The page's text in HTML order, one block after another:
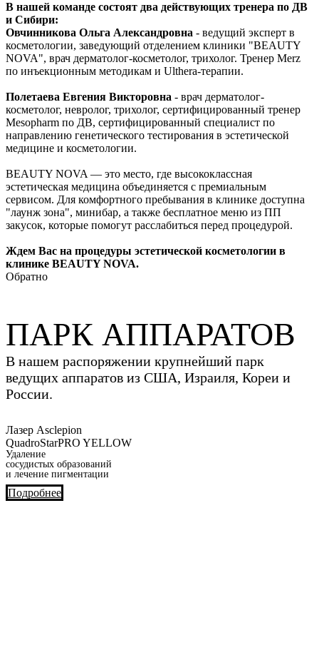
В нашей команде состоят два действующих тренера по ДВ
и Сибири:
Овчинникова Ольга Александровна - ведущий эксперт в
косметологии, заведующий отделением клиники "BEAUTY
NOVA", врач дерматолог-косметолог, трихолог. Тренер Merz
по инъекционным методикам и Ulthera-терапии.
Полетаева Евгения Викторовна - врач дерматолог-
косметолог, невролог, трихолог, сертифицированный тренер
Mesopharm по ДВ, сертифицированный специалист по
направлению генетического тестирования в эстетической
медицине и косметологии.
BEAUTY NOVA — это место, где высококлассная
эстетическая медицина объединяется с премиальным
сервисом. Для комфортного пребывания в клинике доступна
"лаунж зона", минибар, а также бесплатное меню из ПП
закусок, которые помогут расслабиться перед процедурой.
Ждем Вас на процедуры эстетической косметологии в
клинике BEAUTY NOVA.
Обратно
ПАРК АППАРАТОВ
В нашем распоряжении крупнейший парк
ведущих аппаратов из США, Израиля, Кореи и
России.
Лазер Asclepion
QuadroStarPRO YELLOW
Удаление
сосудистых образований
и лечение пигментации
Подробнее